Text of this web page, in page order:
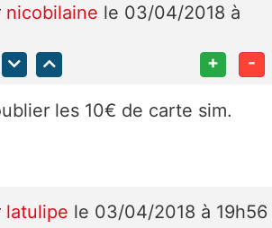
nicobilaine le 03/04/2018 à
+ -
les 10€ de carte sim.
latulipe le 03/04/2018 à 19h56